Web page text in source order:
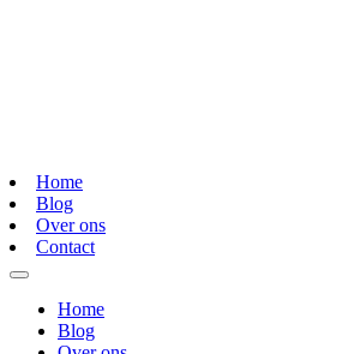
Home
Blog
Over ons
Contact
Home
Blog